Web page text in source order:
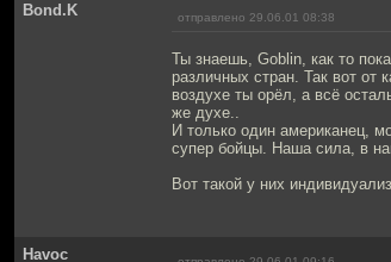
Bond.K отправлено 29.06.01 08:38
Ты знаешь, Goblin, как то
различных стран. Так вот от
воздухе ты орёл, а всё
же духе..
И только один американец,
супер бойцы. Наша сила, в
Вот такой у них
Havoc